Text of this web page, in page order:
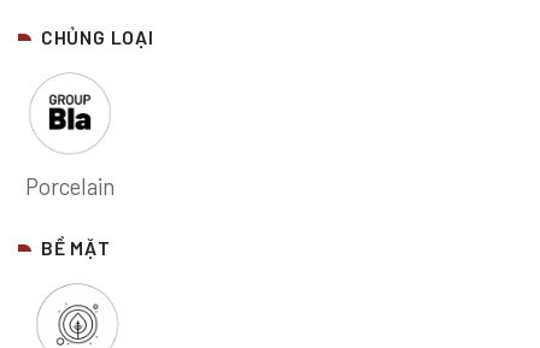
CHỦNG LOẠI
Porcelain
BỀ MẶT